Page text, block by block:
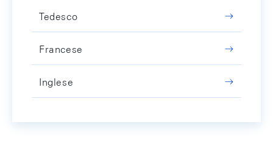
Tedesco
Francese
Inglese